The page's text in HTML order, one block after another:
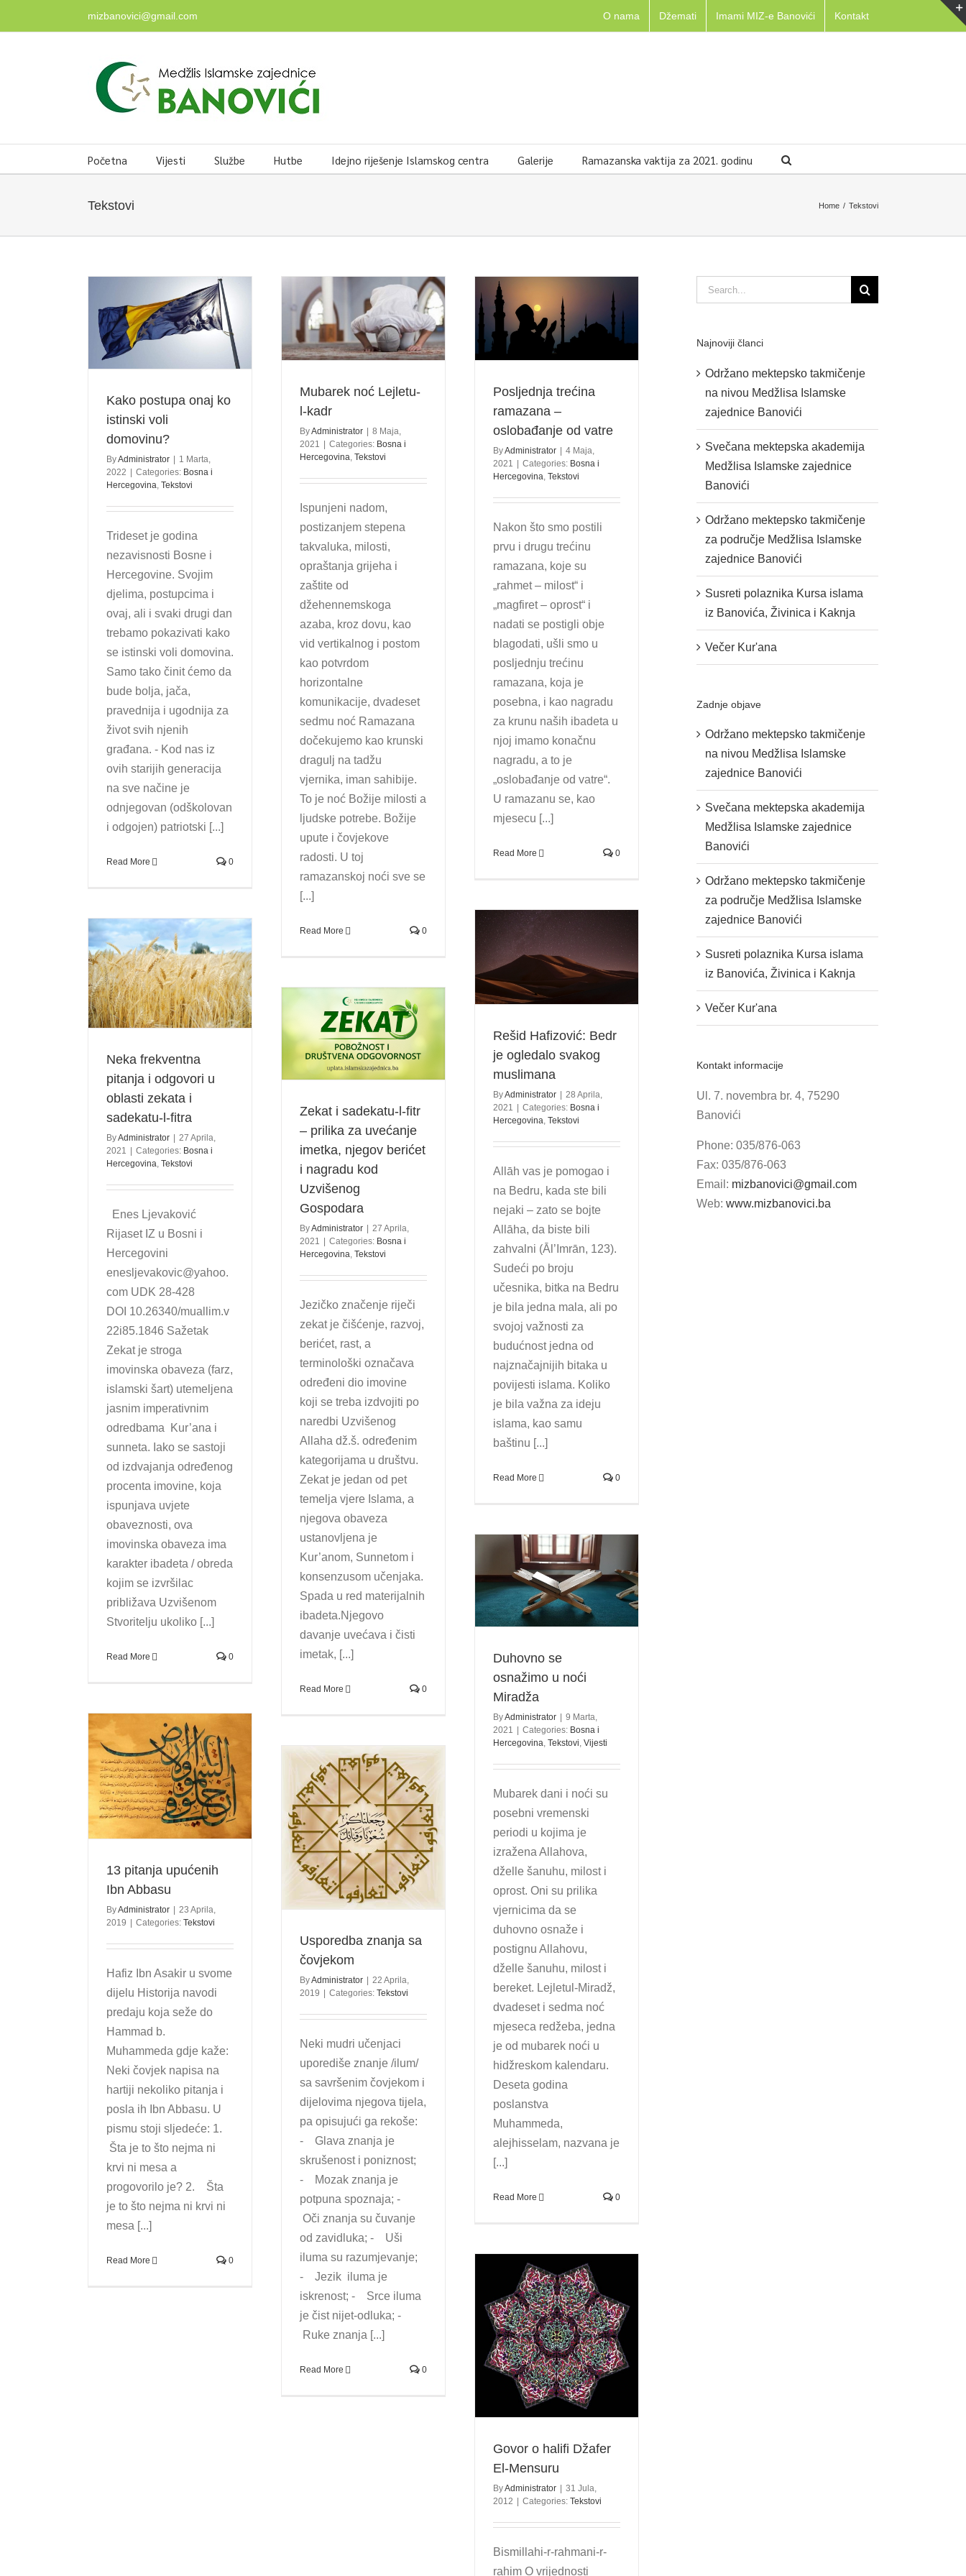
mizbanovici@gmail.com O nama Džemati Imami MIZ-e Banovići Kontakt
Početna Vijesti Službe Hutbe Idejno riješenje Islamskog centra Galerije Ramazanska vaktija za 2021. godinu
Tekstovi Home / Tekstovi
Kako postupa onaj ko
istinski voli
domovinu?
ByAdministrator | 1 Marta,
2022 | Categories: Bosna i
Hercegovina Tekstovi
Trideset je godina
nezavisnosti Bosne i
Hercegovine. Svojim
djelima, postupcima i
ovaj, ali i svaki drugi dan
trebamo pokazivati kako
se istinski voli domovina.
Samo tako činit ćemo da
bude bolja, jača,
pravednija i ugodnija za
život svih njenih
građana. - Kod nas iz
ovih starijih generacija
na sve načine je
odnjegovan (odškolovan
i odgojen) patriotski [...]
Read More 0
Mubarek noć Lejletu-l-kadr
Tekstovi
Mubarek noć Lejletu-
l-kadr
ByAdministrator
8 Maja,
2021
Categories: Bosna i
Hercegovina, Tekstovi
Ispunjeni nadom,
postizanjem stepena
takvaluka, milosti,
opraštanja grijeha i
zaštite od
džehennemskoga
azaba, kroz dovu, kao
vid vertikalnog i postom
kao potvrdom
horizontalne
komunikacije, dvadeset
sedmu noć Ramazana
dočekujemo kao krunski
dragulj na tadžu
vjernika, iman sahibije.
To je noć Božije milosti a
ljudske potrebe. Božije
upute i čovjekove
radosti. U toj
ramazanskoj noći sve se
[...]
Read More 0
Posljednja trećina ramazana
– oslobađanje od vatre
Bosna i Hercegovina Tekstovi
Posljednja trećina
ramazana –
oslobađanje od vatre
ByAdministrator
4 Maja,
2021
Categories: Bosna i
Hercegovina, Tekstovi
Nakon što smo postili
prvu i drugu trećinu
ramazana, koje su
„rahmet – milost“ i
„magfiret – oprost“ i
nadati se postigli obje
blagodati, ušli smo u
posljednju trećinu
ramazana, koja je
posebna, i kao nagradu
za krunu naših ibadeta u
njoj imamo konačnu
nagradu, a to je
„oslobađanje od vatre“.
U ramazanu se, kao
mjesecu [...]
Read More 0
Bosna i Hercegovina Tekstovi
Rešid Hafizović: Bedr
je ogledalo svakog
muslimana
ByAdministrator | 28 Aprila,
2021
| Categories: Bosna i
Hercegovina Tekstovi
Allāh vas je pomogao i
na Bedru, kada ste bili
nejaki – zato se bojte
Allāha, da biste bili
zahvalni (Āl’Imrān, 123).
Sudeći po broju
učesnika, bitka na Bedru
je bila jedna mala, ali po
svojoj važnosti za
budućnost jedna od
najznačajnijih bitaka u
povijesti islama. Koliko
je bila važna za ideju
islama, kao samu
baštinu [...]
Read More 0
Neka frekventna
pitanja i odgovori u
oblasti zekata i
sadekatu-l-fitra
ByAdministrator
27 Aprila,
2021
Categories: Bosna i
Hercegovina, Tekstovi
Enes Ljevaković
Rijaset IZ u Bosni i
Hercegovini
enesljevakovic@yahoo.
com UDK 28-428
DOI 10.26340/muallim.v
22i85.1846 Sažetak
Zekat je stroga
imovinska obaveza (farz,
islamski šart) utemeljena
jasnim imperativnim
odredbama Kur’ana i
sunneta. Iako se sastoji
od izdvajanja određenog
procenta imovine, koja
ispunjava uvjete
obaveznosti, ova
imovinska obaveza ima
karakter ibadeta / obreda
kojim se izvršilac
približava Uzvišenom
Stvoritelju ukoliko [...]
Read More 0
Zekat i sadekatu-l-fitr –
Uzvišenog Gospodara
Bosna i Hercegovina
Zekat i sadekatu-l-fitr
– prilika za uvećanje
imetka, njegov berićet
i nagradu kod
Uzvišenog
Gospodara
ByAdministrator | 27 Aprila,
2021
| Categories: Bosna i
Hercegovina Tekstovi
Jezičko značenje riječi
zekat je čišćenje, razvoj,
berićet, rast, a
terminološki označava
određeni dio imovine
koji se treba izdvojiti po
naredbi Uzvišenog
Allaha dž.š. određenim
kategorijama u društvu.
Zekat je jedan od pet
temelja vjere Islama, a
njegova obaveza
ustanovljena je
Kur’anom, Sunnetom i
konsenzusom učenjaka.
Spada u red materijalnih
ibadeta.Njegovo
davanje uvećava i čisti
imetak, [...]
Read More 0
Duhovno se osnažimo u noći
Miradža
Vijesti
Duhovno se
osnažimo u noći
Miradža
ByAdministrator | 9 Marta,
2021
| Categories: Bosna i
Hercegovina Tekstovi Vijesti
Mubarek dani i noći su
posebni vremenski
periodi u kojima je
izražena Allahova,
dželle šanuhu, milost i
oprost. Oni su prilika
vjernicima da se
duhovno osnaže i
postignu Allahovu,
dželle šanuhu, milost i
bereket. Lejletul-Miradž,
dvadeset i sedma noć
mjeseca redžeba, jedna
je od mubarek noći u
hidžreskom kalendaru.
Deseta godina
poslanstva
Muhammeda,
alejhisselam, nazvana je
[...]
Read More 0
13 pitanja upućenih
Ibn Abbasu
ByAdministrator | 23 Aprila,
2019 | Categories: Tekstovi
Hafiz Ibn Asakir u svome
dijelu Historija navodi
predaju koja seže do
Hammad b.
Muhammeda gdje kaže:
Neki čovjek napisa na
hartiji nekoliko pitanja i
posla ih Ibn Abbasu. U
pismu stoji sljedeće: 1.
Šta je to što nejma ni
krvi ni mesa a
progovorilo je? 2. Šta
je to što nejma ni krvi ni
mesa [...]
Read More 0
Usporedba znanja sa
Usporedba znanja sa
čovjekom
ByAdministrator
22 Aprila,
2019
Categories: Tekstovi
Neki mudri učenjaci
uporediše znanje /ilum/
sa savršenim čovjekom i
dijelovima njegova tijela,
pa opisujući ga rekoše:
- Glava znanja je
skrušenost i poniznost;
- Mozak znanja je
potpuna spoznaja; -
Oči znanja su čuvanje
od zavidluka; - Uši
iluma su razumjevanje;
- Jezik iluma je
iskrenost; - Srce iluma
je čist nijet-odluka; -
Ruke znanja [...]
Read More 0
Govor o halifi Džafer El-
Govor o halifi Džafer
El-Mensuru
ByAdministrator
31 Jula,
2012
Categories: Tekstovi
Bismillahi-r-rahmani-r-
rahim O vrijednosti
Search
for:
Najnoviji članci
Održano mektepsko takmičenje
na nivou Medžlisa Islamske
zajednice Banovići
Svečana mektepska akademija
Medžlisa Islamske zajednice
Banovići
Održano mektepsko takmičenje
za područje Medžlisa Islamske
zajednice Banovići
Susreti polaznika Kursa islama
iz Banovića, Živinica i Kaknja
Večer Kur'ana
Zadnje objave
Održano mektepsko takmičenje
na nivou Medžlisa Islamske
zajednice Banovići
Svečana mektepska akademija
Medžlisa Islamske zajednice
Banovići
Održano mektepsko takmičenje
za područje Medžlisa Islamske
zajednice Banovići
Susreti polaznika Kursa islama
iz Banovića, Živinica i Kaknja
Večer Kur'ana
Kontakt informacije
Ul. 7. novembra br. 4, 75290
Banovići
Phone: 035/876-063
Fax: 035/876-063
Email: mizbanovici@gmail.com
Web: www.mizbanovici.ba